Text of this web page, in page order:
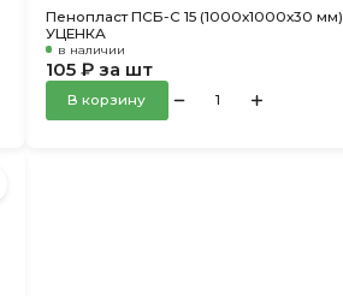
Пенопласт ПСБ-С 15 (1000х1000х30 мм)
УЦЕНКА
в наличии
105 ₽ за шт
В корзину